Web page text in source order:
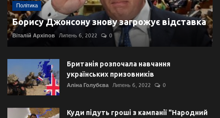
Політика
Борису Джонсону знову загрожує відставка
Віталій Архіпов Липень 6, 2022 0
Британія розпочала навчання
українських призовників
Аліна Голубєва Липень 6, 2022 0
Куди підуть гроші з кампанії "Народний